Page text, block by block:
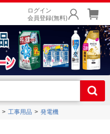
ログイン
会員登録(無料)
工事用品 発電機